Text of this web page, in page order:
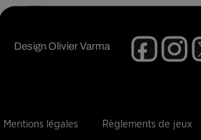
DesignOlivier Varma
Mentions légales Règlements de jeux